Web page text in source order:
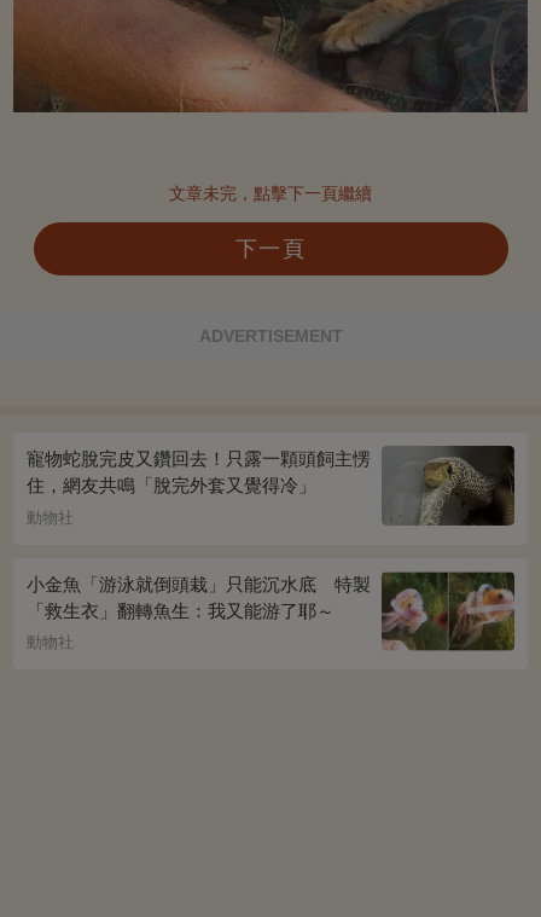
文章未完，點擊下一頁繼續
下一頁
ADVERTISEMENT
寵物蛇脫完皮又鑽回去！只露一顆頭飼主愣
住，網友共鳴「脫完外套又覺得冷」
動物社
小金魚「游泳就倒頭栽」只能沉水底 特製
「救生衣」翻轉魚生：我又能游了耶～
動物社